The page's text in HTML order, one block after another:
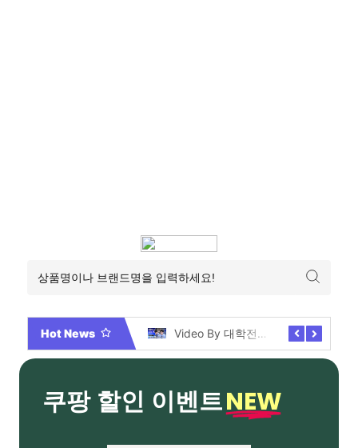
Hot News Video By 대학전쟁 시즌 3 전편 공개 완료!
쿠팡 할인 이벤트NEW